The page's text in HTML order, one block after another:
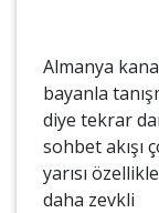
Almanya
bayanla
diye tekrar
sohbet akışı
yarısı
daha zevkli